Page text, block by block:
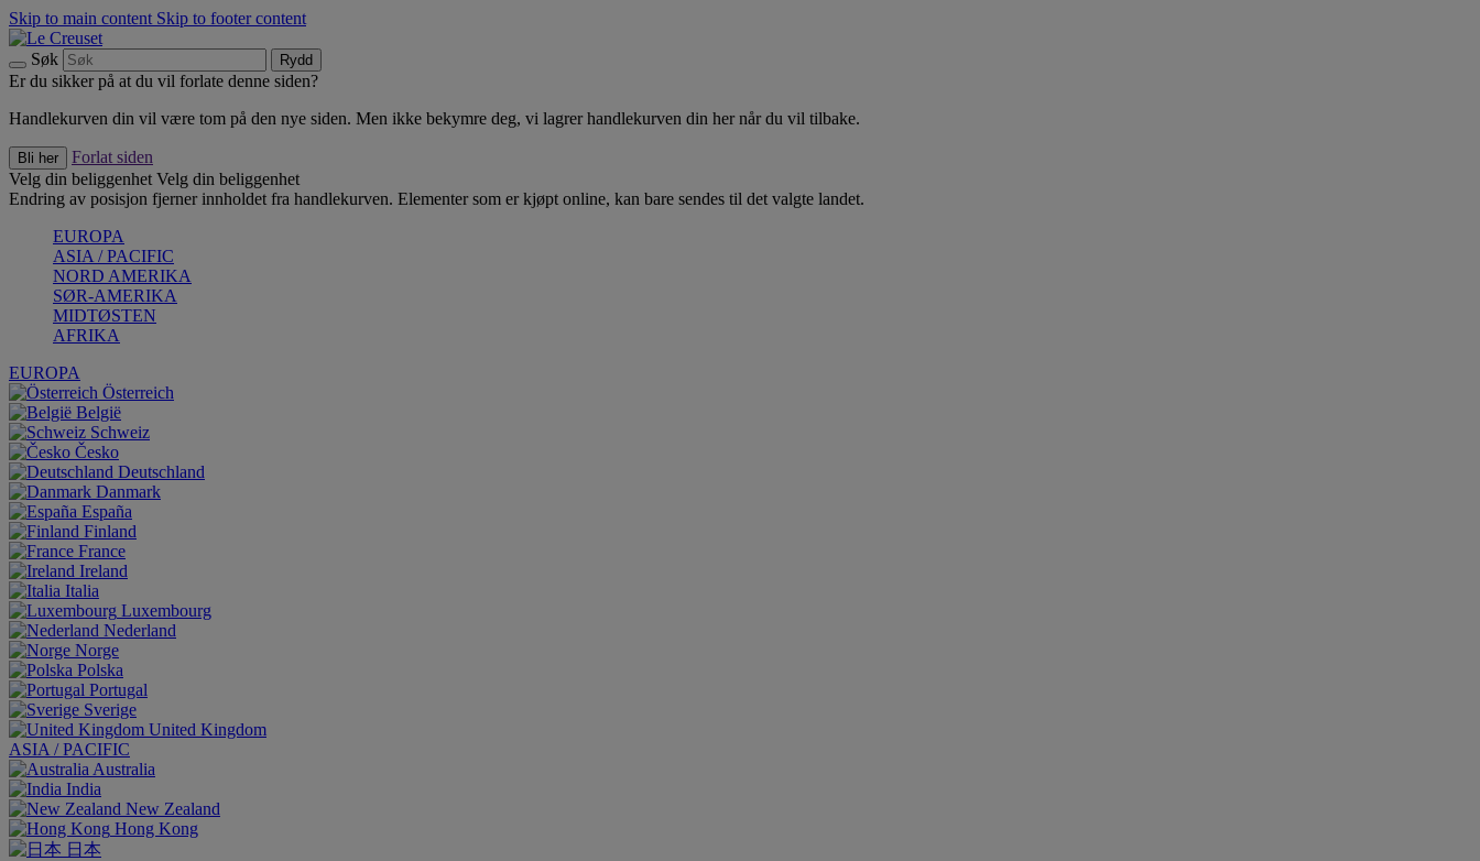
Skip to main content Skip to footer content
Søk Rydd
Er du sikker på at du vil forlate denne siden?
Handlekurven din vil være tom på den nye siden. Men ikke bekymre deg, vi lagrer handlekurven din her når du vil tilbake.
Bli her
Forlat siden
Velg din beliggenhet Velg din beliggenhet
Endring av posisjon fjerner innholdet fra handlekurven. Elementer som er kjøpt online, kan bare sendes til det valgte landet.
EUROPA
ASIA / PACIFIC
NORD AMERIKA
SØR-AMERIKA
MIDTØSTEN
AFRIKA
EUROPA
Österreich
België
Schweiz
Česko
Deutschland
Danmark
España
Finland
France
Ireland
Italia
Luxembourg
Nederland
Norge
Polska
Portugal
Sverige
United Kingdom
ASIA / PACIFIC
Australia
India
New Zealand
Hong Kong
日本